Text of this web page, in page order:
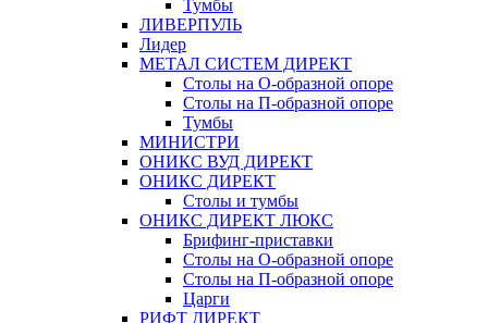
Тумбы
ЛИВЕРПУЛЬ
Лидер
МЕТАЛ СИСТЕМ ДИРЕКТ
Столы на О-образной опоре
Столы на П-образной опоре
Тумбы
МИНИСТРИ
ОНИКС ВУД ДИРЕКТ
ОНИКС ДИРЕКТ
Столы и тумбы
ОНИКС ДИРЕКТ ЛЮКС
Брифинг-приставки
Столы на О-образной опоре
Столы на П-образной опоре
Царги
РИФТ ДИРЕКТ